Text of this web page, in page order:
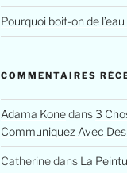
Pourquoi boit-on de
COMMENTAIRES
Adama Konedans3
Communiquez Avec
Catherinedans La